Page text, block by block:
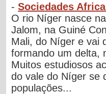
-Sociedades
O rio Níger nasce
Jalom, na Guiné
Mali, do Níger e vai
formando um delta,
Muitos estudiosos
do vale do Níger se
populações...